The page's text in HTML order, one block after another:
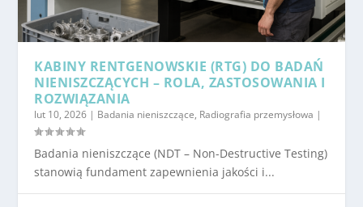
KABINY RENTGENOWSKIE (RTG) DO BADAŃ
NIENISZCZĄCYCH – ROLA, ZASTOSOWANIA I
ROZWIĄZANIA
lut 10, 2026 | Badania nieniszczące, Radiografia przemysłowa |
Badania nieniszczące (NDT – Non-Destructive Testing)
stanowią fundament zapewnienia jakości i...